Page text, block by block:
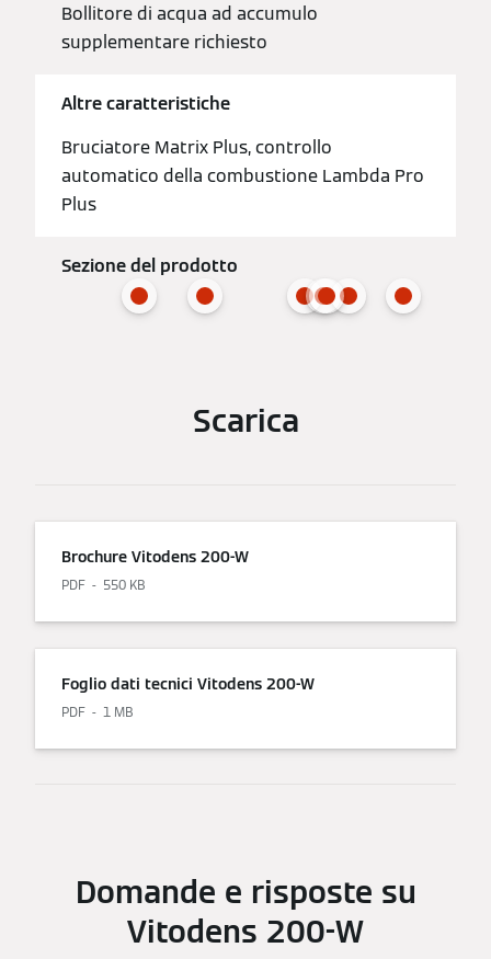
Bollitore di acqua ad accumulo
supplementare richiesto
Altre caratteristiche
Bruciatore Matrix Plus, controllo
automatico della combustione Lambda Pro
Plus
Sezione del prodotto
Scarica
Brochure Vitodens 200-W
PDF 550 KB
Foglio dati tecnici Vitodens 200-W
PDF 1 MB
Domande e risposte su
Vitodens 200-W